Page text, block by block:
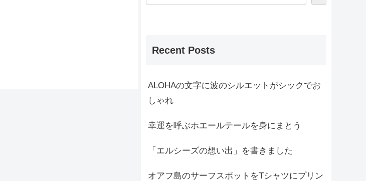
Recent Posts
ALOHAの文字に波のシルエットがシックでお
しゃれ
幸運を呼ぶホエールテールを身にまとう
「エルシーズの想い出」を書きました
オアフ島のサーフスポットをTシャツにプリン